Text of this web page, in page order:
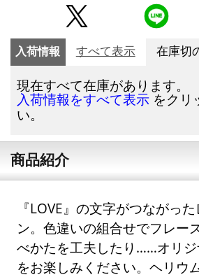
入荷情報 すべて表示 在庫切
現在すべて在庫があります。
入荷情報をすべて表示 をクリ
い。
商品紹介
『LOVE』の文字がつながっ
ン。色違いの組合せでフレー
べかたを工夫したり……オリ
をお楽しみください。ヘリウ